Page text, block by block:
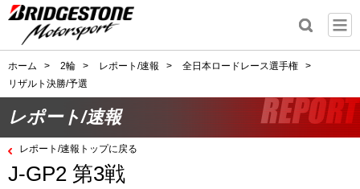
ホーム > 2輪 > レポート/速報 > 全日本ロードレース選手権
>
リザルト決勝/予選
レポート/速報
レポート/速報トップに戻る
J-GP2 第3戦